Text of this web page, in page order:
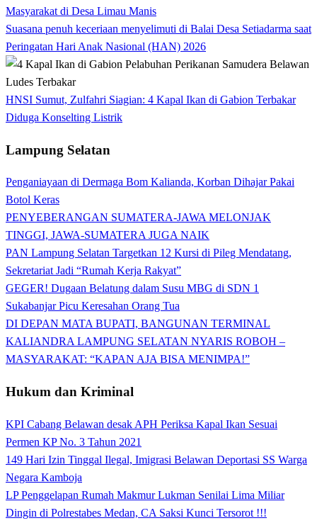
Masyarakat di Desa Limau Manis
Suasana penuh keceriaan menyelimuti di Balai Desa Setiadarma saat
Peringatan Hari Anak Nasional (HAN) 2026
HNSI Sumut, Zulfahri Siagian: 4 Kapal Ikan di Gabion Terbakar
Diduga Konselting Listrik
Lampung Selatan
Penganiayaan di Dermaga Bom Kalianda, Korban Dihajar Pakai
Botol Keras
PENYEBERANGAN SUMATERA-JAWA MELONJAK
TINGGI, JAWA-SUMATERA JUGA NAIK
PAN Lampung Selatan Targetkan 12 Kursi di Pileg Mendatang,
Sekretariat Jadi “Rumah Kerja Rakyat”
GEGER! Dugaan Belatung dalam Susu MBG di SDN 1
Sukabanjar Picu Keresahan Orang Tua
DI DEPAN MATA BUPATI, BANGUNAN TERMINAL
KALIANDRA LAMPUNG SELATAN NYARIS ROBOH –
MASYARAKAT: “KAPAN AJA BISA MENIMPA!”
Hukum dan Kriminal
KPI Cabang Belawan desak APH Periksa Kapal Ikan Sesuai
Permen KP No. 3 Tahun 2021
149 Hari Izin Tinggal Ilegal, Imigrasi Belawan Deportasi SS Warga
Negara Kamboja
LP Penggelapan Rumah Makmur Lukman Senilai Lima Miliar
Dingin di Polrestabes Medan, CA Saksi Kunci Tersorot !!!